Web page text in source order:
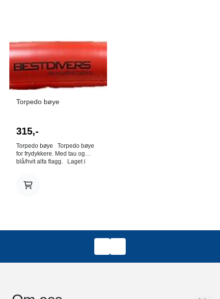
Torpedo bøye
315,-
Torpedo bøye Torpedo bøye
for frydykkere. Med tau og
blå/hvit alfa flagg. Laget i